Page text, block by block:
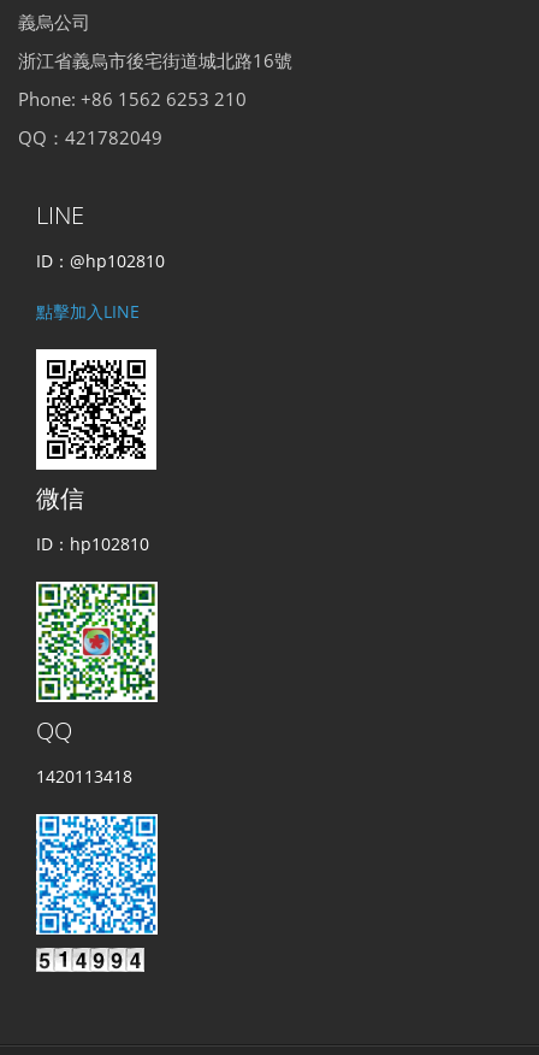
義烏公司
浙江省義烏市後宅街道城北路16號
Phone: +86 1562 6253 210
QQ：421782049
LINE
ID：@hp102810
點擊加入LINE
微信
ID：hp102810
QQ
1420113418